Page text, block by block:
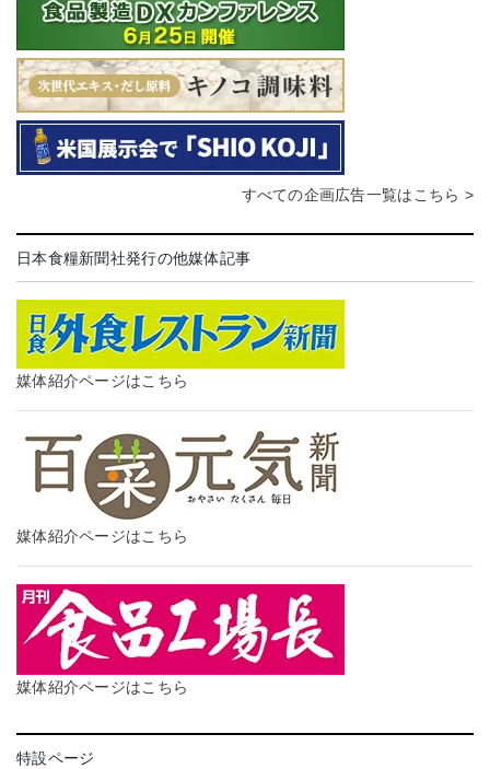
すべての企画広告一覧はこちら >
日本食糧新聞社発行の他媒体記事
媒体紹介ページはこちら
媒体紹介ページはこちら
媒体紹介ページはこちら
特設ページ